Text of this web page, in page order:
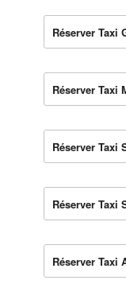
Réserver Taxi
Réserver Taxi
Réserver Taxi
Réserver Taxi
Réserver Taxi